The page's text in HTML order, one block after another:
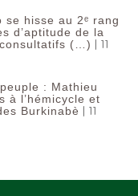
se hisse au 2ᵉ rang
d’aptitude de la
(…) | 11
: Mathieu
à l’hémicycle et
Burkinabè | 11